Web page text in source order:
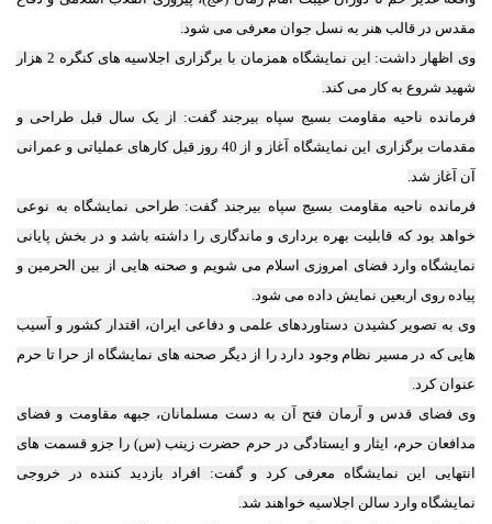
مقدس در قالب هنر به نسل جوان معرفی می شود.
وی اظهار داشت: این نمایشگاه همزمان با برگزاری اجلاسیه های کنگره 2 هزار
شهید شروع به کار می کند.
فرمانده ناحیه مقاومت بسیج سپاه بیرجند گفت: از یک سال قبل طراحی و
مقدمات برگزاری این نمایشگاه آغاز و از 40 روز قبل کارهای عملیاتی و عمرانی
آن آغاز شد.
فرمانده ناحیه مقاومت بسیج سپاه بیرجند گفت: طراحی نمایشگاه به نوعی
خواهد بود که قابلیت بهره برداری و ماندگاری را داشته باشد و در بخش پایانی
نمایشگاه وارد فضای امروزی اسلام می شویم و صحنه هایی از بین الحرمین و
پیاده روی اربعین نمایش داده می شود.
وی به تصویر کشیدن دستاوردهای علمی و دفاعی ایران، اقتدار کشور و آسیب
هایی که در مسیر نظام وجود دارد را از دیگر صحنه های نمایشگاه از حرا تا حرم
عنوان کرد.
وی فضای قدس و آرمان فتح آن به دست مسلمانان، جبهه مقاومت و فضای
مدافعان حرم، ایثار و ایستادگی در حرم حضرت زینب (س) را جزو قسمت های
انتهایی این نمایشگاه معرفی کرد و گفت: افراد بازدید کننده در خروجی
نمایشگاه وارد سالن اجلاسیه خواهند شد.